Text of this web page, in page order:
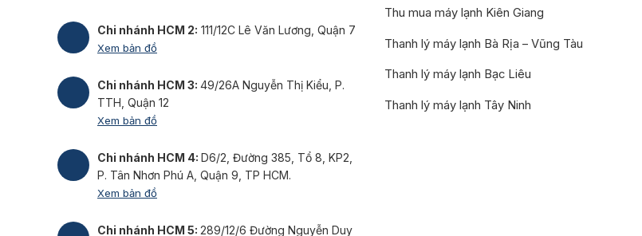
Chi nhánh HCM 2: 111/12C Lê Văn Lương, Quận 7
Xem bản đồ
Chi nhánh HCM 3: 49/26A Nguyễn Thị Kiểu, P.
TTH, Quận 12
Xem bản đồ
Chi nhánh HCM 4: D6/2, Đường 385, Tổ 8, KP2,
P. Tân Nhơn Phú A, Quận 9, TP HCM.
Xem bản đồ
Chi nhánh HCM 5: 289/12/6 Đường Nguyễn Duy
Thu mua máy lạnh Kiên Giang
Thanh lý máy lạnh Bà Rịa – Vũng Tàu
Thanh lý máy lạnh Bạc Liêu
Thanh lý máy lạnh Tây Ninh